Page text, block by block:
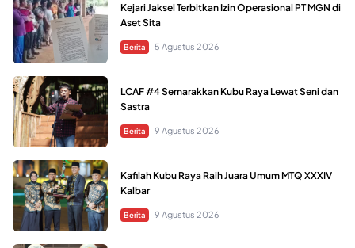
Kejari Jaksel Terbitkan Izin Operasional PT MGN di
Aset Sita
Berita 5 Agustus 2026
LCAF #4 Semarakkan Kubu Raya Lewat Seni dan
Sastra
Berita 9 Agustus 2026
Kafilah Kubu Raya Raih Juara Umum MTQ XXXIV
Kalbar
Berita 9 Agustus 2026